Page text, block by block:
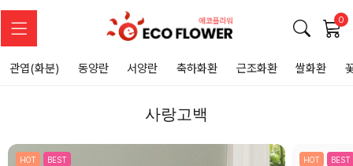
0
관엽(화분) 동양란 서양란 축하화환 근조화환 쌀화환
사랑고백
HOT BEST HOT BEST